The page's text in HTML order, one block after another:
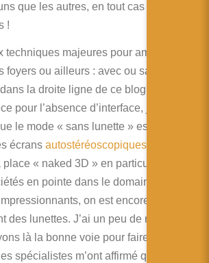
que les autres, en tout cas à mes
!
techniques majeures pour amener la
foyers ou ailleurs : avec ou sans
la droite ligne de ce blog, j’aurai
pour l’absence d’interface, je dois
le mode « sans lunette » est encore
écrans autostéréoscopiques
« naked 3D » en particulier
en pointe dans le domaine et
on est encore loin des
des lunettes. J’ai un peu de mal à
là la bonne voie pour faire de la 3D
spécialistes m’ont affirmé qu’il fallait